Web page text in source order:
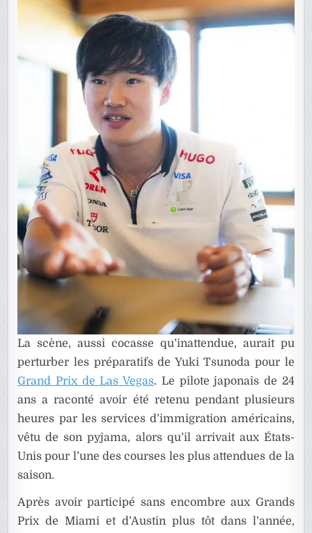
La scène, aussi cocasse qu’inattendue, aurait pu
perturber les préparatifs de Yuki Tsunoda pour le
Grand Prix de Las Vegas. Le pilote japonais de 24
ans a raconté avoir été retenu pendant plusieurs
heures par les services d’immigration américains,
vêtu de son pyjama, alors qu’il arrivait aux États-
Unis pour l’une des courses les plus attendues de la
saison.
Après avoir participé sans encombre aux Grands
Prix de Miami et d’Austin plus tôt dans l’année,